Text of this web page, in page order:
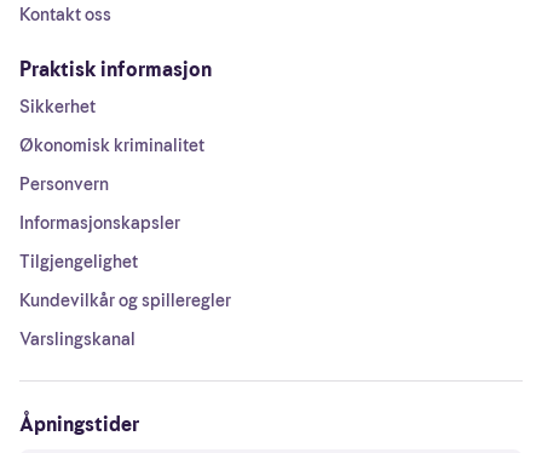
Kontakt oss
Praktisk informasjon
Sikkerhet
Økonomisk kriminalitet
Personvern
Informasjonskapsler
Tilgjengelighet
Kundevilkår og spilleregler
Varslingskanal
Åpningstider